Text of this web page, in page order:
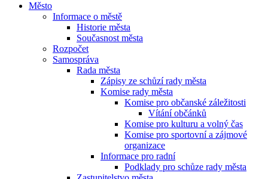
Město
Informace o městě
Historie města
Současnost města
Rozpočet
Samospráva
Rada města
Zápisy ze schůzí rady města
Komise rady města
Komise pro občanské záležitosti
Vítání občánků
Komise pro kulturu a volný čas
Komise pro sportovní a zájmové
organizace
Informace pro radní
Podklady pro schůze rady města